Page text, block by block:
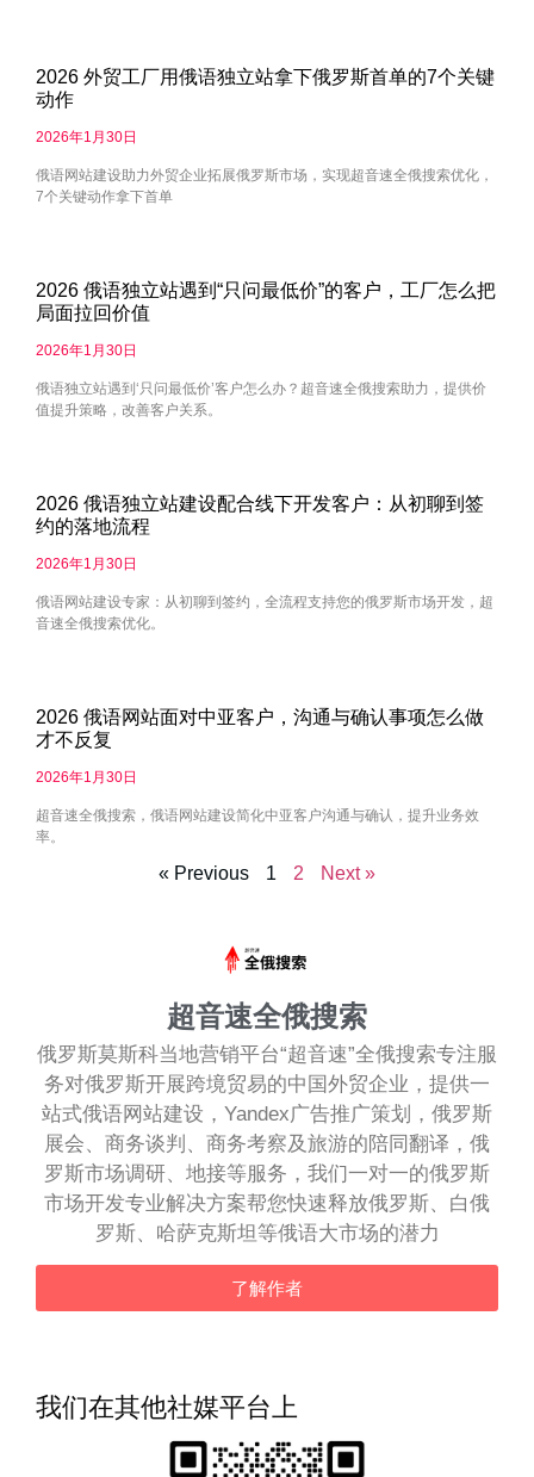
2026 外贸工厂用俄语独立站拿下俄罗斯首单的7个关键
动作
2026年1月30日
俄语网站建设助力外贸企业拓展俄罗斯市场，实现超音速全俄搜索优化，
7个关键动作拿下首单
2026 俄语独立站遇到“只问最低价”的客户，工厂怎么把
局面拉回价值
2026年1月30日
俄语独立站遇到‘只问最低价’客户怎么办？超音速全俄搜索助力，提供价
值提升策略，改善客户关系。
2026 俄语独立站建设配合线下开发客户：从初聊到签
约的落地流程
2026年1月30日
俄语网站建设专家：从初聊到签约，全流程支持您的俄罗斯市场开发，超
音速全俄搜索优化。
2026 俄语网站面对中亚客户，沟通与确认事项怎么做
才不反复
2026年1月30日
超音速全俄搜索，俄语网站建设简化中亚客户沟通与确认，提升业务效
率。
« Previous 1 2 Next »
超音速全俄搜索
俄罗斯莫斯科当地营销平台“超音速”全俄搜索专注服
务对俄罗斯开展跨境贸易的中国外贸企业，提供一
站式俄语网站建设，Yandex广告推广策划，俄罗斯
展会、商务谈判、商务考察及旅游的陪同翻译，俄
罗斯市场调研、地接等服务，我们一对一的俄罗斯
市场开发专业解决方案帮您快速释放俄罗斯、白俄
罗斯、哈萨克斯坦等俄语大市场的潜力
了解作者
我们在其他社媒平台上